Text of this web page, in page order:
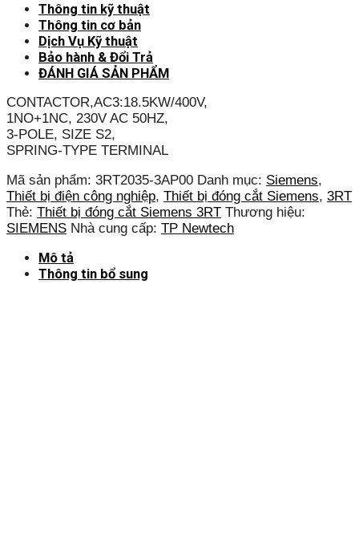
Thông tin kỹ thuật
Thông tin cơ bản
Dịch Vụ Kỹ thuật
Bảo hành & Đổi Trả
ĐÁNH GIÁ SẢN PHẨM
CONTACTOR,AC3:18.5KW/400V,
1NO+1NC, 230V AC 50HZ,
3-POLE, SIZE S2,
SPRING-TYPE TERMINAL
Mã sản phẩm: 3RT2035-3AP00 Danh mục: Siemens,
Thiết bị điện công nghiệp, Thiết bị đóng cắt Siemens, 3RT
Thẻ: Thiết bị đóng cắt Siemens 3RT Thương hiệu:
SIEMENS Nhà cung cấp: TP Newtech
Mô tả
Thông tin bổ sung